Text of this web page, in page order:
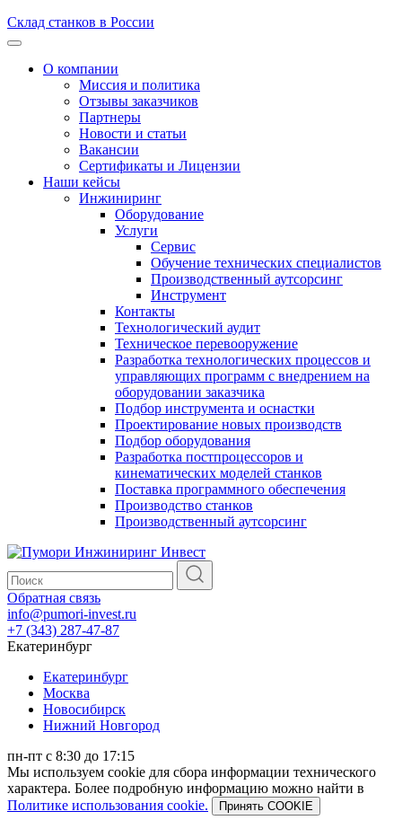
Склад станков в России
О компании
Миссия и политика
Отзывы заказчиков
Партнеры
Новости и статьи
Вакансии
Сертификаты и Лицензии
Наши кейсы
Инжиниринг
Оборудование
Услуги
Сервис
Обучение технических специалистов
Производственный аутсорсинг
Инструмент
Контакты
Технологический аудит
Техническое перевооружение
Разработка технологических процессов и
управляющих программ с внедрением на
оборудовании заказчика
Подбор инструмента и оснастки
Проектирование новых производств
Подбор оборудования
Разработка постпроцессоров и
кинематических моделей станков
Поставка программного обеспечения
Производство станков
Производственный аутсорсинг
Обратная связь
info@pumori-invest.ru
+7 (343) 287-47-87
Екатеринбург
Екатеринбург
Москва
Новосибирск
Нижний Новгород
пн-пт с 8:30 до 17:15
Мы используем cookie для сбора информации технического
характера. Более подробную информацию можно найти в
Политике использования cookie.
Принять COOKIE